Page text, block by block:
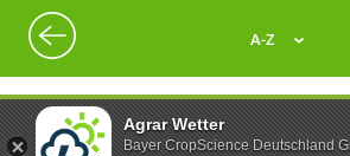
Agrar Wetter
Bayer CropScience Deutschland
A-Z